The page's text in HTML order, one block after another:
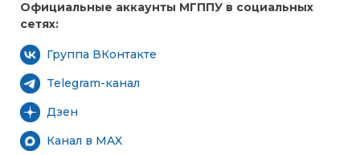
Официальные аккаунты МГППУ в социальных
сетях:
Группа ВКонтакте
Telegram-канал
Дзен
Канал в MAX